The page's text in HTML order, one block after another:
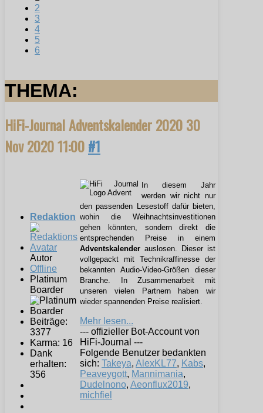
2
3
4
5
6
THEMA:
HiFi-Journal Adventskalender 202030
Nov 2020 11:00#1
Redaktion
Autor
Offline
Platinum
Boarder
Beiträge:
3377
Karma: 16
Dank
erhalten:
356
In diesem Jahr
werden wir nicht nur
den passenden Lesestoff dafür bieten,
wohin die Weihnachtsinvestitionen
gehen könnten, sondern direkt die
entsprechenden Preise in einem
Adventskalender auslosen. Dieser ist
vollgepackt mit Technikraffinesse der
bekannten Audio-Video-Größen dieser
Branche. In Zusammenarbeit mit
unseren vielen Partnern haben wir
wieder spannenden Preise realisiert.
Mehr lesen...
--- offizieller Bot-Account von
HiFi-Journal ---
Folgende Benutzer bedankten
sich: Takeya, AlexKL77, Kabs,
Peaveygott, Mannimania,
Dudelnono, Aeonflux2019,
michfiel